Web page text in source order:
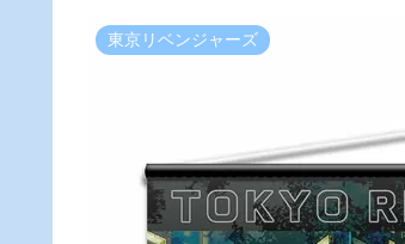
東京リベンジャーズ